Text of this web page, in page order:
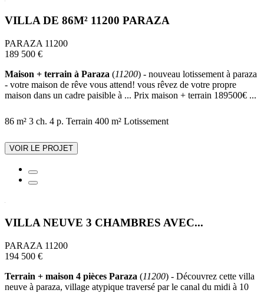
VILLA DE 86M² 11200 PARAZA
PARAZA 11200
189 500 €
Maison + terrain à Paraza (11200) - nouveau lotissement à paraza
- votre maison de rêve vous attend! vous rêvez de votre propre
maison dans un cadre paisible à ... Prix maison + terrain 189500€ ...
86 m² 3 ch. 4 p. Terrain 400 m² Lotissement
VOIR LE PROJET
VILLA NEUVE 3 CHAMBRES AVEC...
PARAZA 11200
194 500 €
Terrain + maison 4 pièces Paraza (11200) - Découvrez cette villa
neuve à paraza, village atypique traversé par le canal du midi à 10